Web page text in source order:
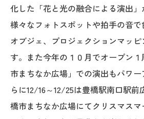
化した「花と光の融合による演出」
様々なフォトスポットや拍手の音
オブジェ、プロジェクションマッ
す。また今年の１０月でオープン
市まちなか広場」での演出もパワ
らに12/16～12/25は豊橋駅南口駅前
橋市まちなか広場にてクリスマス